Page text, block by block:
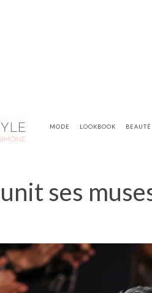
MODE LOOKBOOK BEAUTÉ
ses